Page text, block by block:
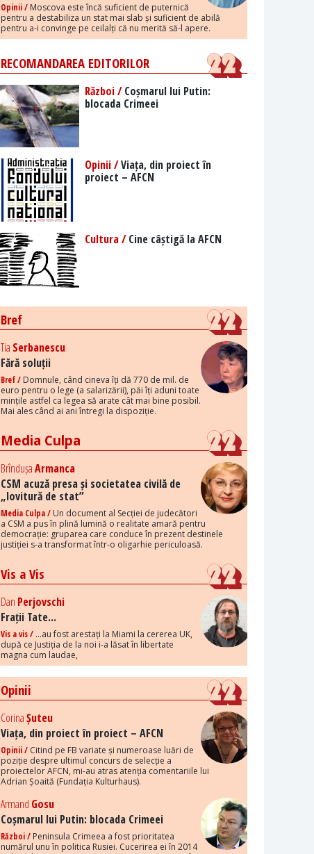
Opinii / Moscova este încă suficient de puternică
pentru a destabiliza un stat mai slab și suficient de abilă
pentru a-i convinge pe ceilalți că nu merită să-l apere.
RECOMANDAREA EDITORILOR
Război /Coșmarul lui Putin:
blocada Crimeei
Opinii /Viața, din proiect în
proiect – AFCN
Cultura /Cine câștigă la AFCN
Bref
Tia Serbanescu
Fără soluții
Bref / Domnule, când cineva îți dă 770 de mil. de
euro pentru o lege (a salarizării), păi îți aduni toate
mințile astfel ca legea să arate cât mai bine posibil.
Mai ales când ai ani întregi la dispoziție.
Media Culpa
BrîndușaArmanca
CSM acuză presa și societatea civilă de
„lovitură de stat”
Media Culpa / Un document al Secției de judecători
a CSM a pus în plină lumină o realitate amară pentru
democrație: gruparea care conduce în prezent destinele
justiției s-a transformat într-o oligarhie periculoasă.
Vis a Vis
Dan Perjovschi
Frații Tate...
Vis a vis / ...au fost arestați la Miami la cererea UK,
după ce Justiția de la noi i-a lăsat în libertate
magna cum laudae,
Opinii
CorinaȘuteu
Viața, din proiect în proiect – AFCN
Opinii / Citind pe FB variate și numeroase luări de
poziție despre ultimul concurs de selecție a
proiectelor AFCN, mi-au atras atenția comentariile lui
Adrian Șoaită (Fundația Kulturhaus).
Armand Gosu
Coșmarul lui Putin: blocada Crimeei
Război / Peninsula Crimeea a fost prioritatea
numărul unu în politica Rusiei. Cucerirea ei în 2014